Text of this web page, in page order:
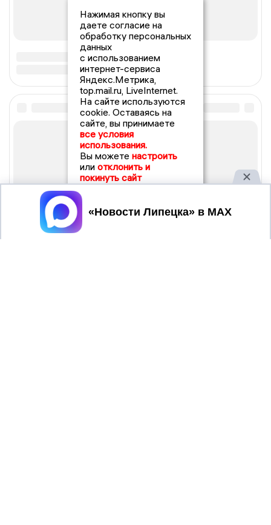
Нажимая кнопку вы
даете согласие на
обработку персональных
данных
с использованием
интернет-сервиса
Яндекс.Метрика,
top.mail.ru, LiveInternet.
На сайте используются
cookie. Оставаясь на
сайте, вы принимаете
все условия
использования.
Вы можете настроить
или отклонить и
покинуть сайт
Принять